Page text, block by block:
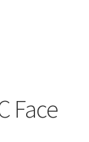
Face